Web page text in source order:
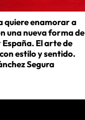
quiere enamorar a
una nueva forma de
El arte de
estilo y sentido.
Segura